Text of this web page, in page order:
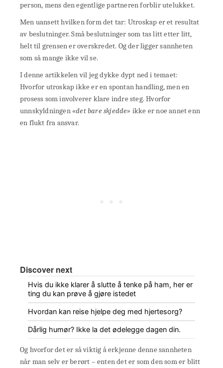
person, mens den egentlige partneren forblir utelukket.
Men uansett hvilken form det tar: Utroskap er et resultat
av beslutninger. Små beslutninger som tas litt etter litt,
helt til grensen er overskredet. Og der ligger sannheten
som så mange ikke vil se.
I denne artikkelen vil jeg dykke dypt ned i temaet:
Hvorfor utroskap ikke er en spontan handling, men en
prosess som involverer klare indre steg. Hvorfor
unnskyldningen«det bare skjedde» ikke er noe annet enn
en flukt fra ansvar.
Discover next
Hvis du ikke klarer å slutte å tenke på ham, her er
ting du kan prøve å gjøre istedet
Hvordan kan reise hjelpe deg med hjertesorg?
Dårlig humør? Ikke la det ødelegge dagen din.
Og hvorfor det er så viktig å erkjenne denne sannheten
når man selv er berørt – enten det er som den som er blitt